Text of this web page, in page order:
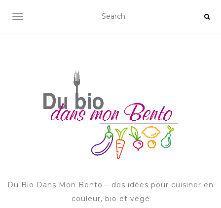
AFFICHER/MASQUER LA NAVIGATION
Du Bio Dans Mon Bento – des idées pour cuisiner en
couleur, bio et végé